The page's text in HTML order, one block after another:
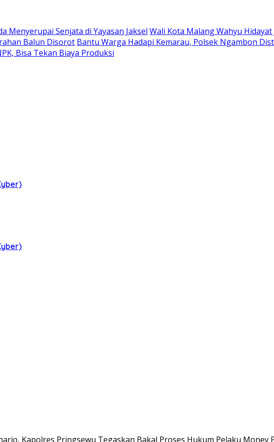
Menyerupai Senjata di Yayasan Jaksel Wali Kota Malang Wahyu
Balun Disorot Bantu Warga Hadapi Kemarau, Polsek Ngambon
Bisa Tekan Biaya Produksi
Kapolres Pringsewu Tegaskan Bakal Proses Hukum Pelaku Money